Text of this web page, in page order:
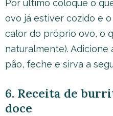
Por último coloque o
ovo já estiver cozido e
calor do próprio ovo, o
naturalmente).
pão, feche e sirva a
6. Receita de
doce